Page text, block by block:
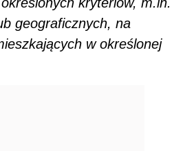
geograficznych, na
w określonej